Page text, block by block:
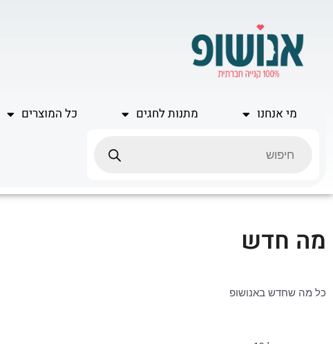
מי אנחנו מתנות לחגים כל המוצרים
מה חדש
כל מה שחדש באנושופ